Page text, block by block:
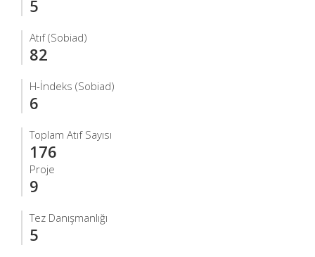
5
Atıf (Sobiad)
82
H-İndeks (Sobiad)
6
Toplam Atıf Sayısı
176
Proje
9
Tez Danışmanlığı
5